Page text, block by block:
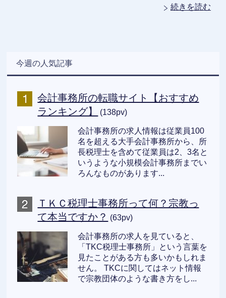
続きを読む
今週の人気記事
会計事務所の転職サイト【おすすめ
ランキング】
(138pv)
会計事務所の求人情報は従業員100
名を超える大手会計事務所から、所
長税理士を含めて従業員は2、3名と
いうような小規模会計事務所までい
ろんなものがあります...
ＴＫＣ税理士事務所って何？宗教っ
て本当ですか？ (63pv)
会計事務所の求人を見ていると、
「TKC税理士事務所」という言葉を
見たことがある方も多いかもしれま
せん。 TKCに関してはネット情報
で宗教団体のような書き方をし...